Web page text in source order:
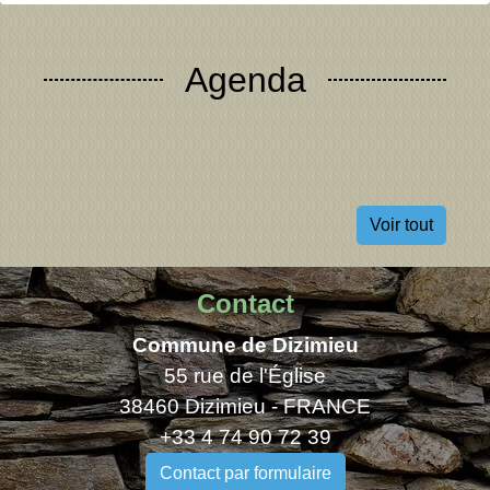
Agenda
Voir tout
Contact
Commune de Dizimieu
55 rue de l'Église
38460 Dizimieu - FRANCE
+33 4 74 90 72 39
Contact par formulaire